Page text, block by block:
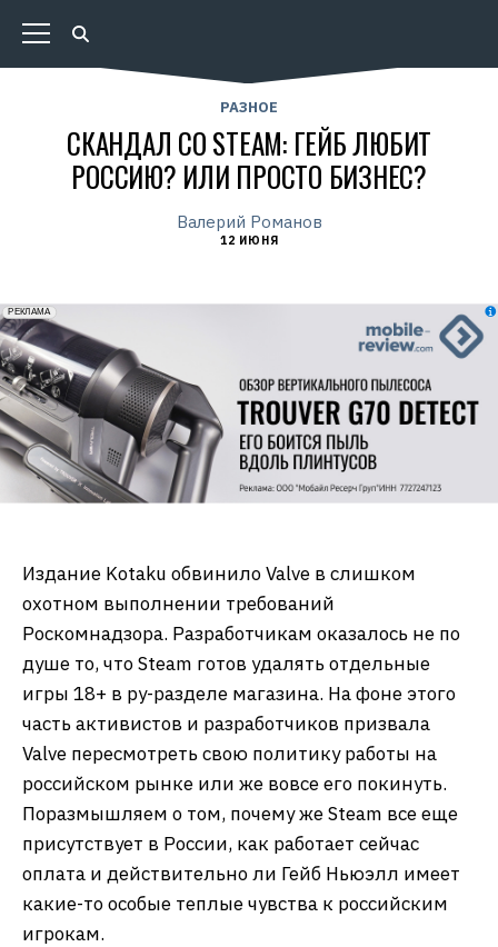
РАЗНОЕ
СКАНДАЛ СО STEAM: ГЕЙБ ЛЮБИТ
РОССИЮ? ИЛИ ПРОСТО БИЗНЕС?
Валерий Романов
12 ИЮНЯ
erid: 2VfnxxmNzs5
РЕКЛАМА
Издание Kotaku обвинило Valve в слишком
охотном выполнении требований
Роскомнадзора. Разработчикам оказалось не по
душе то, что Steam готов удалять отдельные
игры 18+ в ру-разделе магазина. На фоне этого
часть активистов и разработчиков призвала
Valve пересмотреть свою политику работы на
российском рынке или же вовсе его покинуть.
Поразмышляем о том, почему же Steam все еще
присутствует в России, как работает сейчас
оплата и действительно ли Гейб Ньюэлл имеет
какие-то особые теплые чувства к российским
игрокам.